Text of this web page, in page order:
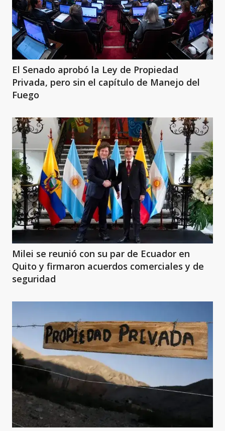
El Senado aprobó la Ley de Propiedad
Privada, pero sin el capítulo de Manejo del
Fuego
Milei se reunió con su par de Ecuador en
Quito y firmaron acuerdos comerciales y de
seguridad